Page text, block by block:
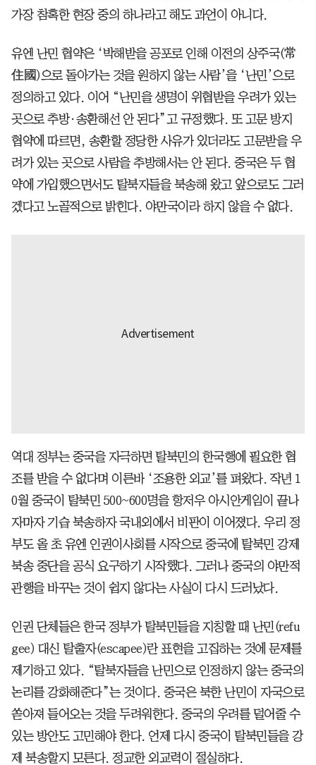
가장 참혹한 현장 중의 하나라고 해도 과언이 아니다.
유엔 난민 협약은 ‘박해받을 공포로 인해 이전의 상주국(常
住國)으로 돌아가는 것을 원하지 않는 사람’을 ‘난민’으로
정의하고 있다. 이어 “난민을 생명이 위협받을 우려가 있는
곳으로 추방·송환해선 안 된다”고 규정했다. 또 고문 방지
협약에 따르면, 송환할 정당한 사유가 있더라도 고문받을 우
려가 있는 곳으로 사람을 추방해서는 안 된다. 중국은 두 협
약에 가입했으면서도 탈북자들을 북송해 왔고 앞으로도 그러
겠다고 노골적으로 밝힌다. 야만국이라 하지 않을 수 없다.
역대 정부는 중국을 자극하면 탈북민의 한국행에 필요한 협
조를 받을 수 없다며 이른바 ‘조용한 외교’를 펴왔다. 작년 1
0월 중국이 탈북민 500~600명을 항저우 아시안게임이 끝나
자마자 기습 북송하자 국내외에서 비판이 이어졌다. 우리 정
부도 올 초 유엔 인권이사회를 시작으로 중국에 탈북민 강제
북송 중단을 공식 요구하기 시작했다. 그러나 중국의 야만적
관행을 바꾸는 것이 쉽지 않다는 사실이 다시 드러났다.
인권 단체들은 한국 정부가 탈북민들을 지칭할 때 난민(refu
gee) 대신 탈출자(escapee)란 표현을 고집하는 것에 문제를
제기하고 있다. “탈북자들을 난민으로 인정하지 않는 중국의
논리를 강화해준다”는 것이다. 중국은 북한 난민이 자국으로
쏟아져 들어오는 것을 두려워한다. 중국의 우려를 덜어줄 수
있는 방안도 고민해야 한다. 언제 다시 중국이 탈북민들을 강
제 북송할지 모른다. 정교한 외교력이 절실하다.